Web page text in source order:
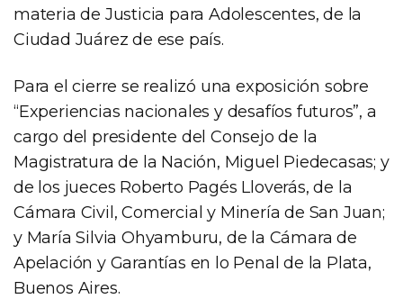
materia de Justicia para Adolescentes, de la
Ciudad Juárez de ese país.
Para el cierre se realizó una exposición sobre
“Experiencias nacionales y desafíos futuros”, a
cargo del presidente del Consejo de la
Magistratura de la Nación, Miguel Piedecasas; y
de los jueces Roberto Pagés Lloverás, de la
Cámara Civil, Comercial y Minería de San Juan;
y María Silvia Ohyamburu, de la Cámara de
Apelación y Garantías en lo Penal de la Plata,
Buenos Aires.